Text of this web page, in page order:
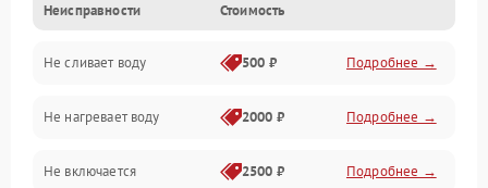
Управление
Электропитание
Датчики
Нагрев
Неисправности Стоимость
Не сливает воду 500 ₽ Подробнее →
Не нагревает воду 2000 ₽ Подробнее →
Не включается 2500 ₽ Подробнее →